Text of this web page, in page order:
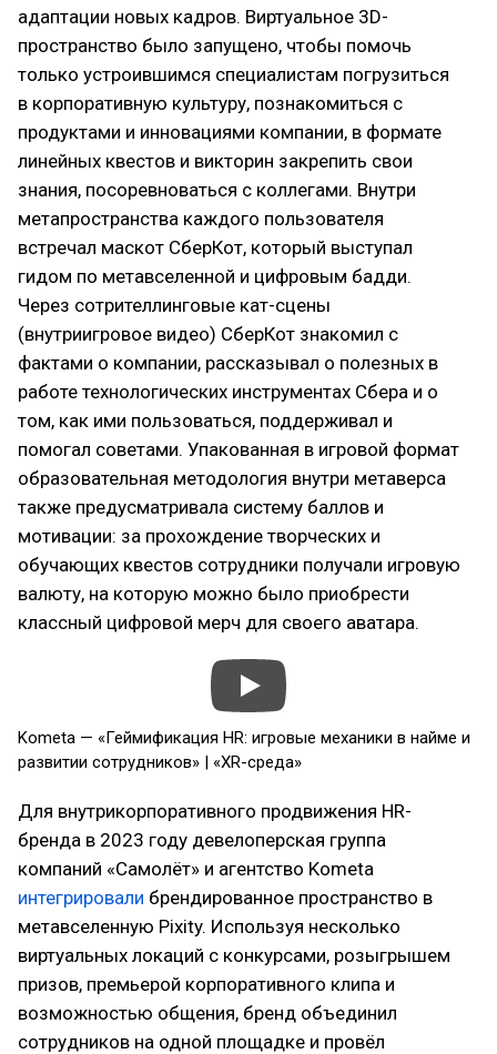
адаптации новых кадров. Виртуальное 3D-
пространство было запущено, чтобы помочь
только устроившимся специалистам погрузиться
в корпоративную культуру, познакомиться с
продуктами и инновациями компании, в формате
линейных квестов и викторин закрепить свои
знания, посоревноваться с коллегами. Внутри
метапространства каждого пользователя
встречал маскот СберКот, который выступал
гидом по метавселенной и цифровым бадди.
Через сотрителлинговые кат-сцены
(внутриигровое видео) СберКот знакомил с
фактами о компании, рассказывал о полезных в
работе технологических инструментах Сбера и о
том, как ими пользоваться, поддерживал и
помогал советами. Упакованная в игровой формат
образовательная методология внутри метаверса
также предусматривала систему баллов и
мотивации: за прохождение творческих и
обучающих квестов сотрудники получали игровую
валюту, на которую можно было приобрести
классный цифровой мерч для своего аватара.
Kometa — «Геймификация HR: игровые механики в найме и
развитии сотрудников» | «XR-среда»
Для внутрикорпоративного продвижения HR-
бренда в 2023 году девелоперская группа
компаний «Самолёт» и агентство Kometa
интегрировали брендированное пространство в
метавселенную Pixity. Используя несколько
виртуальных локаций с конкурсами, розыгрышем
призов, премьерой корпоративного клипа и
возможностью общения, бренд объединил
сотрудников на одной площадке и провёл